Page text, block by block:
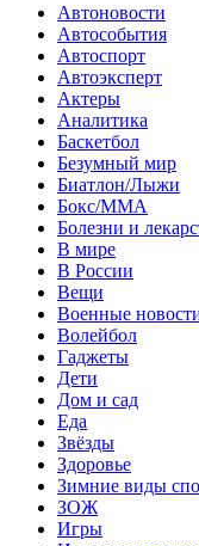
Автоновости
Автособытия
Автоспорт
Автоэксперт
Актеры
Аналитика
Баскетбол
Безумный мир
Биатлон/Лыжи
Бокс/MMA
Болезни и
В мире
В России
Вещи
Военные
Волейбол
Гаджеты
Дети
Дом и сад
Еда
Звёзды
Здоровье
Зимние виды
ЗОЖ
Игры